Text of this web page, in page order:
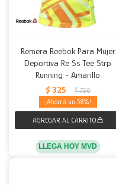
Remera Reebok Para Mujer
Deportiva Re Ss Tee Strp
Running - Amarillo
$ 325 $ 790
58
LLEGA HOY MVD